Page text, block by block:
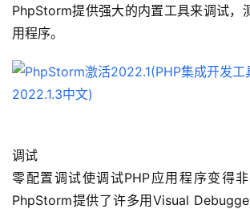
PhpStorm提供强大的内置工具来调试，
用程序。
调试
零配置调试使调试PHP应用程序变得非
PhpStorm提供了许多用Visual